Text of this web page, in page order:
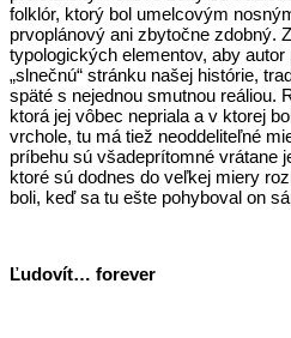
folklór, ktorý bol umelcovým
prvoplánový ani zbytočne zdobný.
typologických elementov, aby
„slnečnú“ stránku našej histórie,
späté s nejednou smutnou reáliou.
ktorá jej vôbec nepriala a v ktorej
vrchole, tu má tiež neoddeliteľné
príbehu sú všadeprítomné vrátane
ktoré sú dodnes do veľkej miery
boli, keď sa tu ešte pohyboval on
Ľudovít… forever